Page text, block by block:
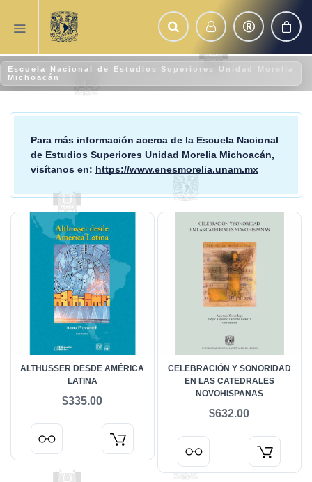
Escuela Nacional de Estudios Superiores Unidad Morelia
Michoacán
Para más información acerca de la Escuela Nacional
de Estudios Superiores Unidad Morelia Michoacán,
visítanos en: https://www.enesmorelia.unam.mx
ALTHUSSER DESDE AMÉRICA
LATINA
$335.00
CELEBRACIÓN Y SONORIDAD
EN LAS CATEDRALES
NOVOHISPANAS
$632.00